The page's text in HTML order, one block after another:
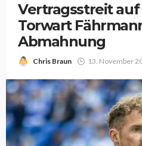
Vertragsstreit auf
Torwart
Abmahnung
Chris Braun 13. November